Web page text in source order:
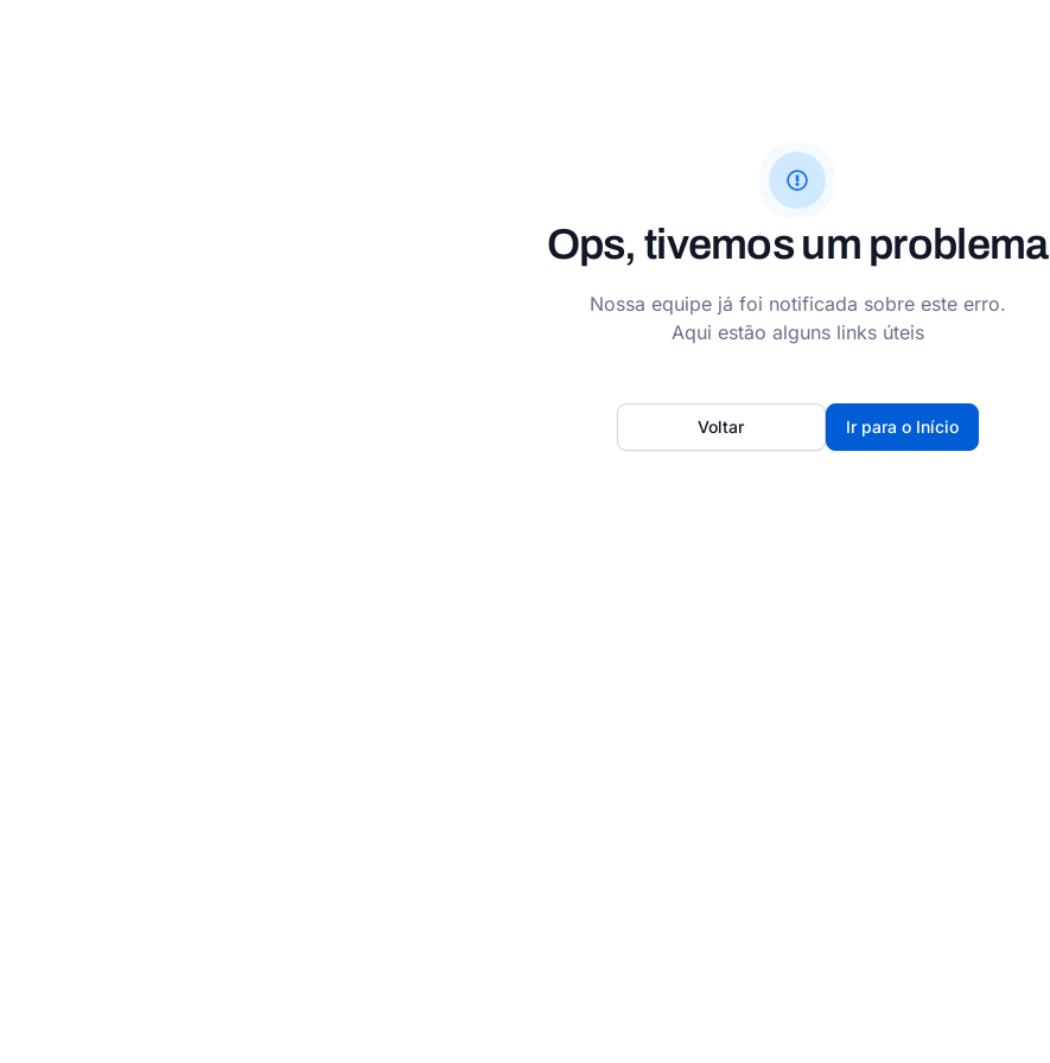
Ops, tivemos um problema
Nossa equipe já foi notificada sobre este erro.
Aqui estão alguns links úteis
Ir para o Início
Voltar